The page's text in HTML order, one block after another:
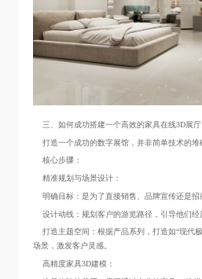
三、如何成功搭建一个高效的家具在线3D展厅
打造一个成功的数字展馆，并非简单技术的堆
核心步骤：
精准规划与场景设计：
明确目标：是为了直接销售、品牌宣传还是招
设计动线：规划客户的游览路径，引导他们经
打造主题空间：根据产品系列，打造如“现代
场景，激发客户灵感。
高精度家具3D建模：